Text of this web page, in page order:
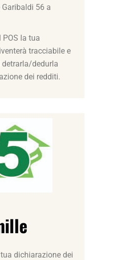
Garibaldi 56 a
la tua
tracciabile e
dedurla
dei redditi.
dichiarazione dei